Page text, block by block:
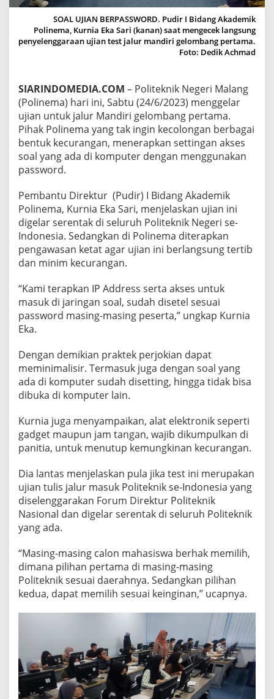
L
I
N
E
E
L
A
R
T
E
S
T
I
A
N
A
L
U
M
N
D
I
U
N
A
A
N
P
A
S
W
R
D
SOAL UJIAN BERPASSWORD. Pudir I Bidang Akademik
Polinema, Kurnia Eka Sari (kanan) saat mengecek langsung
penyelenggaraan ujian test jalur mandiri gelombang pertama.
Foto: Dedik Achmad
SIARINDOMEDIA.COM – Politeknik Negeri Malang
(Polinema) hari ini, Sabtu (24/6/2023) menggelar
ujian untuk jalur Mandiri gelombang pertama.
Pihak Polinema yang tak ingin kecolongan berbagai
bentuk kecurangan, menerapkan settingan akses
soal yang ada di komputer dengan menggunakan
password.
Pembantu Direktur (Pudir) I Bidang Akademik
Polinema, Kurnia Eka Sari, menjelaskan ujian ini
digelar serentak di seluruh Politeknik Negeri se-
Indonesia. Sedangkan di Polinema diterapkan
pengawasan ketat agar ujian ini berlangsung tertib
dan minim kecurangan.
“Kami terapkan IP Address serta akses untuk
masuk di jaringan soal, sudah disetel sesuai
password masing-masing peserta,” ungkap Kurnia
Eka.
Dengan demikian praktek perjokian dapat
meminimalisir. Termasuk juga dengan soal yang
ada di komputer sudah disetting, hingga tidak bisa
dibuka di komputer lain.
Kurnia juga menyampaikan, alat elektronik seperti
gadget maupun jam tangan, wajib dikumpulkan di
panitia, untuk menutup kemungkinan kecurangan.
Dia lantas menjelaskan pula jika test ini merupakan
ujian tulis jalur masuk Politeknik se-Indonesia yang
diselenggarakan Forum Direktur Politeknik
Nasional dan digelar serentak di seluruh Politeknik
yang ada.
“Masing-masing calon mahasiswa berhak memilih,
dimana pilihan pertama di masing-masing
Politeknik sesuai daerahnya. Sedangkan pilihan
kedua, dapat memilih sesuai keinginan,” ucapnya.